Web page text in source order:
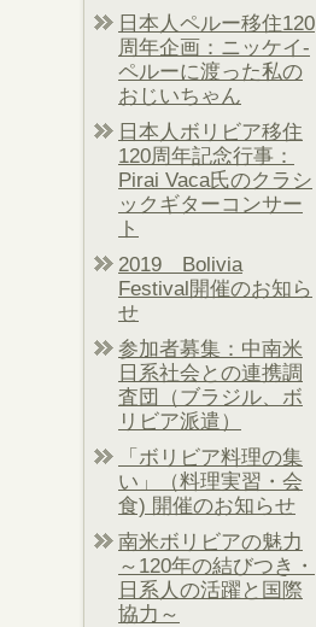
日本人ペルー移住120
周年企画：ニッケイ-
ペルーに渡った私の
おじいちゃん
日本人ボリビア移住
120周年記念行事：
Pirai Vaca氏のクラシ
ックギターコンサー
ト
2019 Bolivia
Festival開催のお知ら
せ
参加者募集：中南米
日系社会との連携調
査団（ブラジル、ボ
リビア派遣）
「ボリビア料理の集
い」（料理実習・会
食) 開催のお知らせ
南米ボリビアの魅力
～120年の結びつき・
日系人の活躍と国際
協力～